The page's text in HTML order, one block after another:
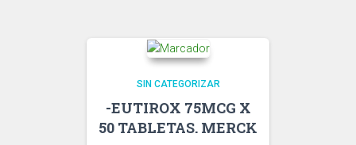
SIN CATEGORIZAR
-EUTIROX 75MCG X
50 TABLETAS. MERCK